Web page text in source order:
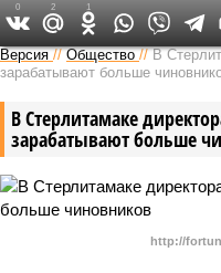
Версия //Общество //В
зарабатывают больше
В Стерлитамаке
зарабатывают больше
http://
0 2 1